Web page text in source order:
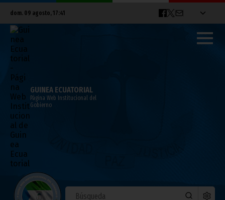
dom. 09 agosto, 17:41
GUINEA ECUATORIAL
Página Web Institucional del
Gobierno
El Instituto Nacional sobre el Paludismo
envía a estudiantes ecuatoguineanos a
Latinoamérica para formarse en la lucha
contra la malaria